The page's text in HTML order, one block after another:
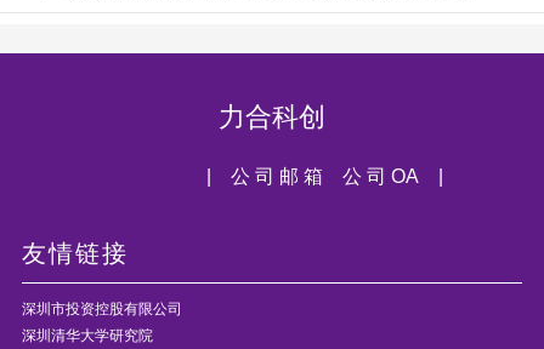
力合科创
公 司 OA |
| 公 司 邮 箱
友情链接
深圳市投资控股有限公司
深圳清华大学研究院